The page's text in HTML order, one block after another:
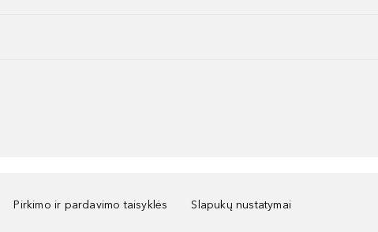
Pirkimo ir pardavimo taisyklės Slapukų nustatymai